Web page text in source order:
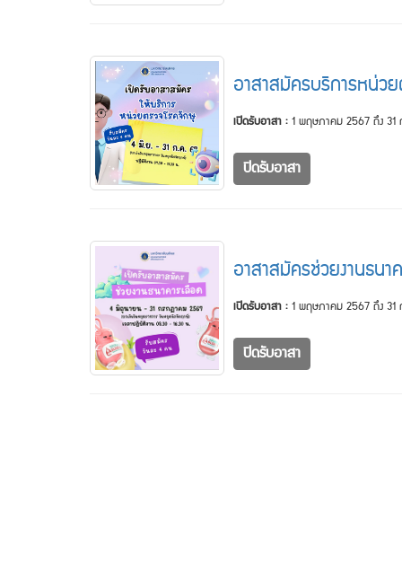
อาสาสมัครบริการหน่
เปิดรับอาสา :1 พฤษภาคม 2567 ถึง
ปิดรับอาสา
อาสาสมัครช่วยงานธน
เปิดรับอาสา :1 พฤษภาคม 2567 ถึง
ปิดรับอาสา